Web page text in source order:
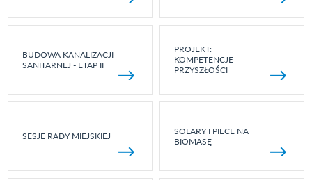
BUDOWA KANALIZACJI
SANITARNEJ - ETAP II
PROJEKT:
KOMPETENCJE
PRZYSZŁOŚCI
SESJE RADY MIEJSKIEJ
SOLARY I PIECE NA
BIOMASĘ